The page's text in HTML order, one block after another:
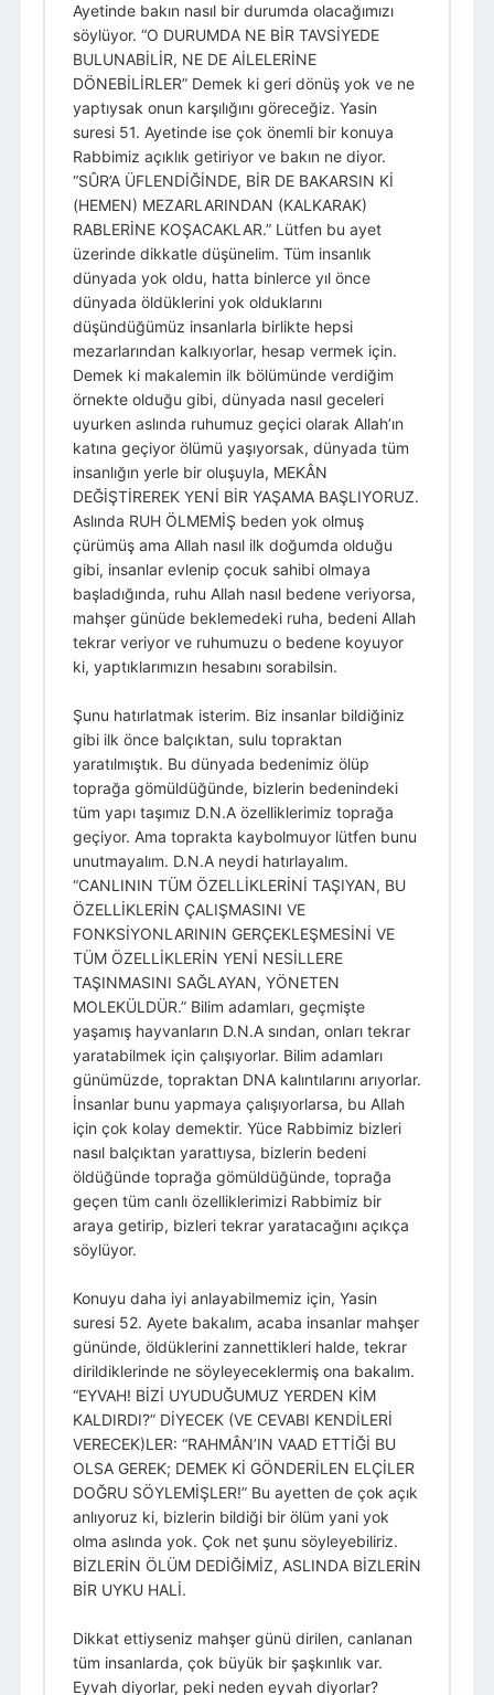
Ayetinde bakın nasıl bir durumda olacağımızı
söylüyor. “O DURUMDA NE BİR TAVSİYEDE
BULUNABİLİR, NE DE AİLELERİNE
DÖNEBİLİRLER” Demek ki geri dönüş yok ve ne
yaptıysak onun karşılığını göreceğiz. Yasin
suresi 51. Ayetinde ise çok önemli bir konuya
Rabbimiz açıklık getiriyor ve bakın ne diyor.
“SÛR’A ÜFLENDİĞİNDE, BİR DE BAKARSIN Kİ
(HEMEN) MEZARLARINDAN (KALKARAK)
RABLERİNE KOŞACAKLAR.” Lütfen bu ayet
üzerinde dikkatle düşünelim. Tüm insanlık
dünyada yok oldu, hatta binlerce yıl önce
dünyada öldüklerini yok olduklarını
düşündüğümüz insanlarla birlikte hepsi
mezarlarından kalkıyorlar, hesap vermek için.
Demek ki makalemin ilk bölümünde verdiğim
örnekte olduğu gibi, dünyada nasıl geceleri
uyurken aslında ruhumuz geçici olarak Allah’ın
katına geçiyor ölümü yaşıyorsak, dünyada tüm
insanlığın yerle bir oluşuyla, MEKÂN
DEĞİŞTİREREK YENİ BİR YAŞAMA BAŞLIYORUZ.
Aslında RUH ÖLMEMİŞ beden yok olmuş
çürümüş ama Allah nasıl ilk doğumda olduğu
gibi, insanlar evlenip çocuk sahibi olmaya
başladığında, ruhu Allah nasıl bedene veriyorsa,
mahşer günüde beklemedeki ruha, bedeni Allah
tekrar veriyor ve ruhumuzu o bedene koyuyor
ki, yaptıklarımızın hesabını sorabilsin.
Şunu hatırlatmak isterim. Biz insanlar bildiğiniz
gibi ilk önce balçıktan, sulu topraktan
yaratılmıştık. Bu dünyada bedenimiz ölüp
toprağa gömüldüğünde, bizlerin bedenindeki
tüm yapı taşımız D.N.A özelliklerimiz toprağa
geçiyor. Ama toprakta kaybolmuyor lütfen bunu
unutmayalım. D.N.A neydi hatırlayalım.
“CANLININ TÜM ÖZELLİKLERİNİ TAŞIYAN, BU
ÖZELLİKLERİN ÇALIŞMASINI VE
FONKSİYONLARININ GERÇEKLEŞMESİNİ VE
TÜM ÖZELLİKLERİN YENİ NESİLLERE
TAŞINMASINI SAĞLAYAN, YÖNETEN
MOLEKÜLDÜR.” Bilim adamları, geçmişte
yaşamış hayvanların D.N.A sından, onları tekrar
yaratabilmek için çalışıyorlar. Bilim adamları
günümüzde, topraktan DNA kalıntılarını arıyorlar.
İnsanlar bunu yapmaya çalışıyorlarsa, bu Allah
için çok kolay demektir. Yüce Rabbimiz bizleri
nasıl balçıktan yarattıysa, bizlerin bedeni
öldüğünde toprağa gömüldüğünde, toprağa
geçen tüm canlı özelliklerimizi Rabbimiz bir
araya getirip, bizleri tekrar yaratacağını açıkça
söylüyor.
Konuyu daha iyi anlayabilmemiz için, Yasin
suresi 52. Ayete bakalım, acaba insanlar mahşer
gününde, öldüklerini zannettikleri halde, tekrar
dirildiklerinde ne söyleyeceklermiş ona bakalım.
“EYVAH! BİZİ UYUDUĞUMUZ YERDEN KİM
KALDIRDI?” DİYECEK (VE CEVABI KENDİLERİ
VERECEK)LER: “RAHMÂN’IN VAAD ETTİĞİ BU
OLSA GEREK; DEMEK Kİ GÖNDERİLEN ELÇİLER
DOĞRU SÖYLEMİŞLER!” Bu ayetten de çok açık
anlıyoruz ki, bizlerin bildiği bir ölüm yani yok
olma aslında yok. Çok net şunu söyleyebiliriz.
BİZLERİN ÖLÜM DEDİĞİMİZ, ASLINDA BİZLERİN
BİR UYKU HALİ.
Dikkat ettiyseniz mahşer günü dirilen, canlanan
tüm insanlarda, çok büyük bir şaşkınlık var.
Eyvah diyorlar, peki neden eyvah diyorlar?